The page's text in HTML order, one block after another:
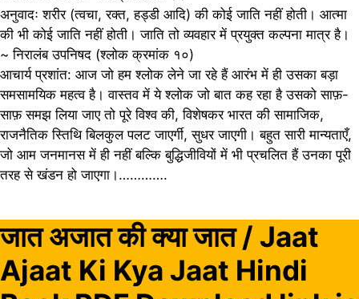
अनुवादः शरीर (त्वचा, रक्त, हड्डी आदि) की कोई जाति नहीं होती। आत्मा
की भी कोई जाति नहीं होती। जाति तो व्यवहार में प्रयुक्त कल्पना मात्र है।
~ निरालंब उपनिषद (श्लोक क्रमांक १०)
आचार्य प्रशांत: आज जो हम श्लोक लेने जा रहे हैं आरंभ में ही उसका बड़ा
समसामयिक महत्व है। वास्तव में ये श्लोक जो बात कह रहा है उसको साफ़-
साफ़ समझ लिया जाए तो पूरे विश्व की, विशेषकर भारत की सामाजिक,
राजनैतिक स्तिथि बिलकुल पलट जाएर्गी, सुधर जाएगी। बहुत सारी मान्यताएँ,
जो आम जनमानस में ही नहीं बल्कि बुद्धिजीवियों में भी प्रचलित हैं उनका पूरी
तरह से खंडन हो जाएगा।………….
जात अजात की क्या जात / Jaat
Ajaat Ki Kya Jaat Hindi